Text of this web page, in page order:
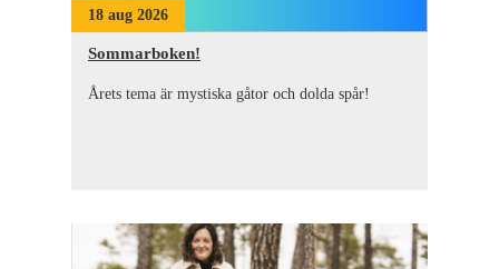
18 aug 2026
Sommarboken!
Årets tema är mystiska gåtor och dolda spår!